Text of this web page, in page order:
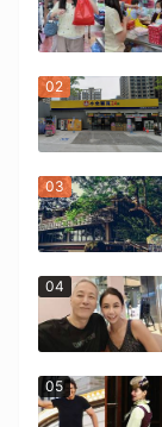
02
03
04
05